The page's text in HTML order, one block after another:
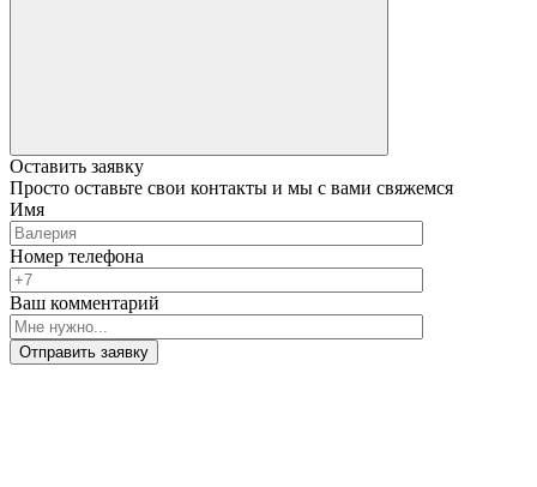
Оставить заявку
Просто оставьте свои контакты и мы с вами свяжемся
Имя
Номер телефона
Ваш комментарий
Отправить заявку